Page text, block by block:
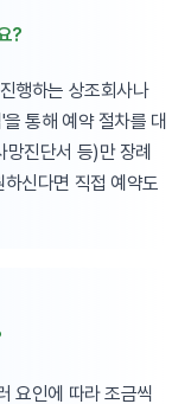
?
행하는 상조회사나
통해 예약 절차를 대
진단서 등)만 장례
신다면 직접 예약도
요인에 따라 조금씩